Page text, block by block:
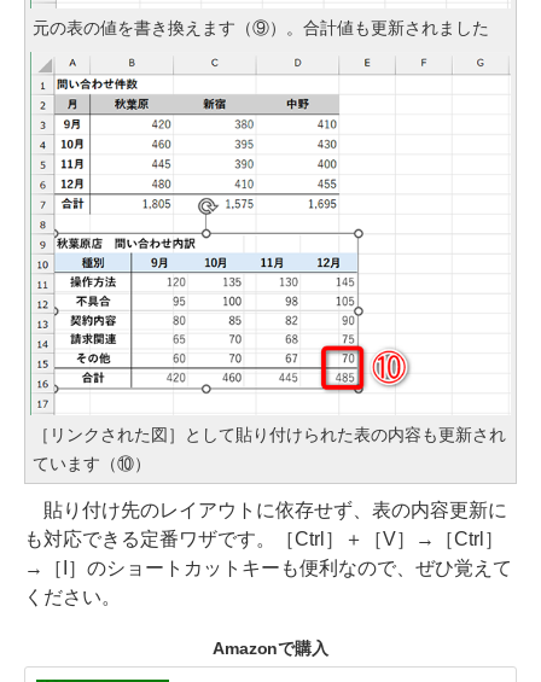
元の表の値を書き換えます（⑨）。合計値も更新されました
［リンクされた図］として貼り付けられた表の内容も更新され
ています（⑩）
貼り付け先のレイアウトに依存せず、表の内容更新に
も対応できる定番ワザです。［Ctrl］＋［V］→［Ctrl］
→［I］のショートカットキーも便利なので、ぜひ覚えて
ください。
Amazonで購入